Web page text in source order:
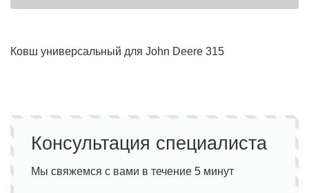
Ковш универсальный для John Deere 315
Консультация специалиста
Мы свяжемся с вами в течение 5 минут